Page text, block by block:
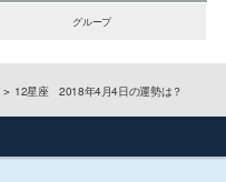
グループ
12星座 2018年4月4日の運勢は？